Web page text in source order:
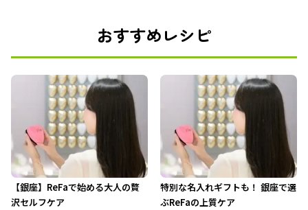
おすすめレシピ
【銀座】ReFaで始める大人の贅
沢セルフケア
特別な名入れギフトも！ 銀座で選
ぶReFaの上質ケア